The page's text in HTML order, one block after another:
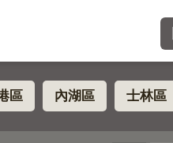
區 內湖區 士林區